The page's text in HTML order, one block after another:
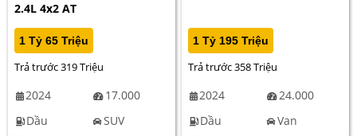
2.4L 4x2 AT
1 Tỷ 65 Triệu
Trả trước 319 Triệu
2024
17.000
Dầu
SUV
1 Tỷ 195 Triệu
Trả trước 358 Triệu
2024
24.000
Dầu
Van